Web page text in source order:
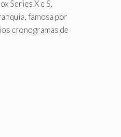
Series X e S.
famosa por
cronogramas de